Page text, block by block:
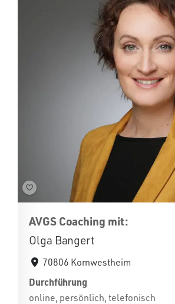
AVGS Coaching mit:
Olga Bangert
70806 Kornwestheim
Durchführung
online, persönlich, telefonisch